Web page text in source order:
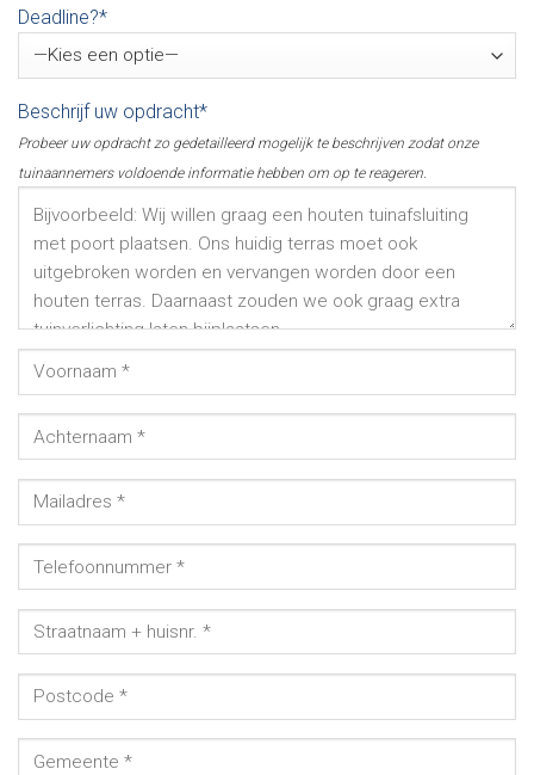
Deadline?*
Beschrijf uw opdracht*
Probeer uw opdracht zo gedetailleerd mogelijk te beschrijven zodat onze
tuinaannemers voldoende informatie hebben om op te reageren.